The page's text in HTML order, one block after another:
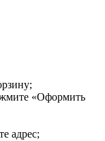
«Оформить
адрес;